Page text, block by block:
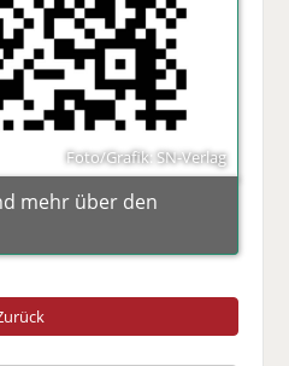
Foto/Grafik: SN-Verlag
mehr über den